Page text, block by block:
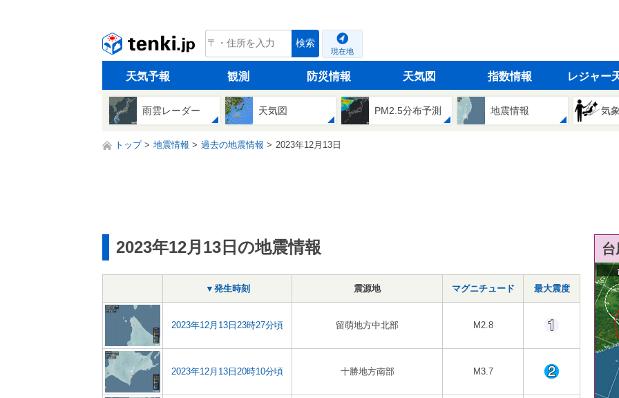
tenki.jp 検索
現在地
天気予報 観測 防災情報 天気図 指数情報 レジャー
雨雲レーダー 天気図 PM2.5分布予測 地震情報 気
トップ 地震情報 過去の地震情報 2023年12月13日
2023年12月13日の地震情報
▼発生時刻 震源地 マグニチュード 最大震度
2023年12月13日23時27分頃 留萌地方中北部 M2.8
2023年12月13日20時10分頃 十勝地方南部 M3.7